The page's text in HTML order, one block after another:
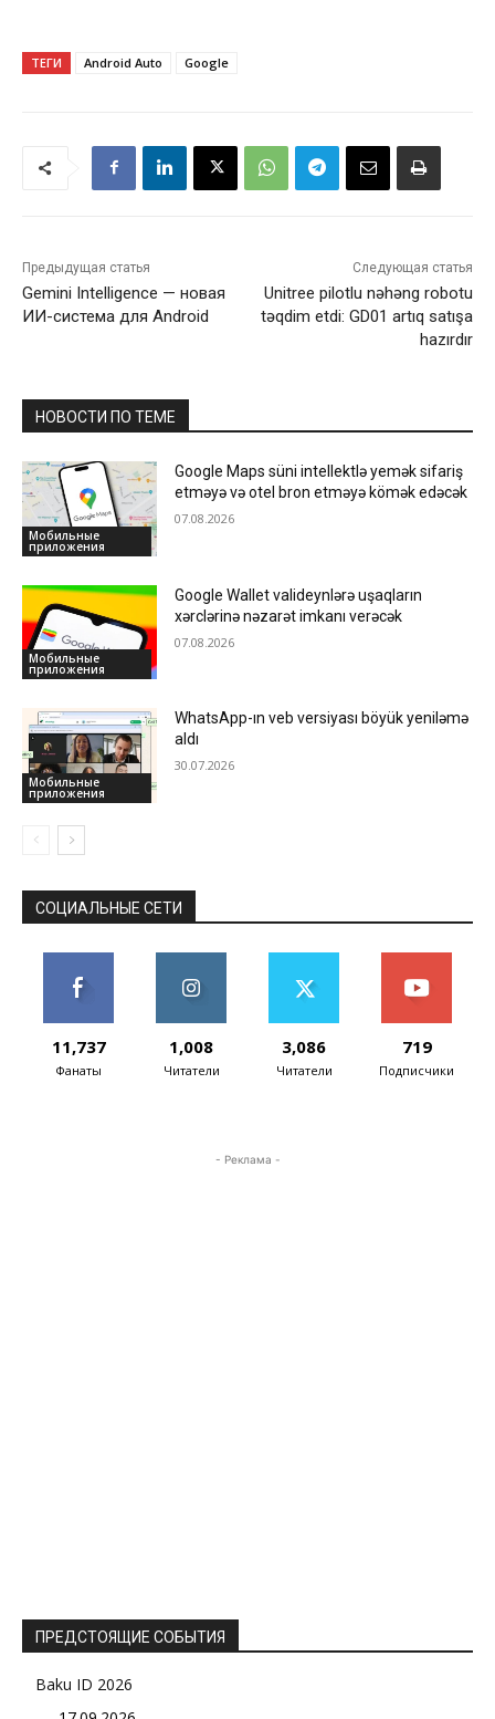
ТЕГИ Android Auto Google
Предыдущая статья
Gemini Intelligence — новая
ИИ-система для Android
Следующая статья
Unitree pilotlu nəhəng robotu
təqdim etdi: GD01 artıq satışa
hazırdır
НОВОСТИ ПО ТЕМЕ
Мобильные
приложения
Google Maps süni intellektlə yemək sifariş
etməyə və otel bron etməyə kömək edəcək
07.08.2026
Мобильные
приложения
Google Wallet valideynlərə uşaqların
xərclərinə nəzarət imkanı verəcək
07.08.2026
Мобильные
приложения
WhatsApp-ın veb versiyası böyük yeniləmə
aldı
30.07.2026
СОЦИАЛЬНЫЕ СЕТИ
11,737
Фанаты
1,008
Читатели
3,086
Читатели
719
Подписчики
- Реклама -
ПРЕДСТОЯЩИЕ СОБЫТИЯ
Baku ID 2026